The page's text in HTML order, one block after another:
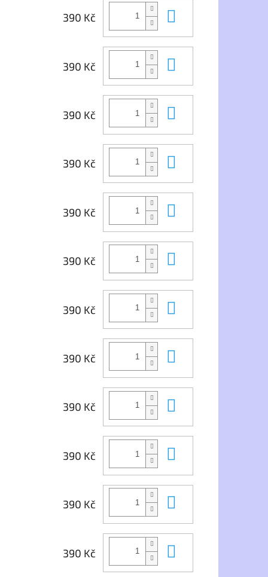
390 Kč
390 Kč
390 Kč
390 Kč
390 Kč
390 Kč
390 Kč
390 Kč
390 Kč
390 Kč
390 Kč
390 Kč